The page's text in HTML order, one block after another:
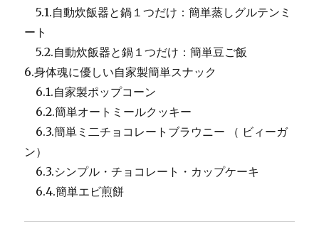
5.1.自動炊飯器と鍋１つだけ：簡単蒸しグルテンミ
ート
5.2.自動炊飯器と鍋１つだけ：簡単豆ご飯
6.身体魂に優しい自家製簡単スナック
6.1.自家製ポップコーン
6.2.簡単オートミールクッキー
6.3.簡単ミ二チョコレートブラウニー （ ビィーガ
ン）
6.3.シンプル・チョコレート・カップケーキ
6.4.簡単エビ煎餅